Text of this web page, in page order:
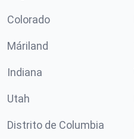
Colorado
Máriland
Indiana
Utah
Distrito de Columbia